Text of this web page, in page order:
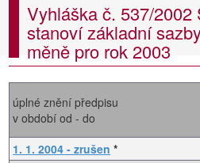
Vyhláška č. 537/2002
stanoví základní
měně pro rok 2003
úplné znění předpisu
v období od - do
1. 1. 2004 - zrušen *